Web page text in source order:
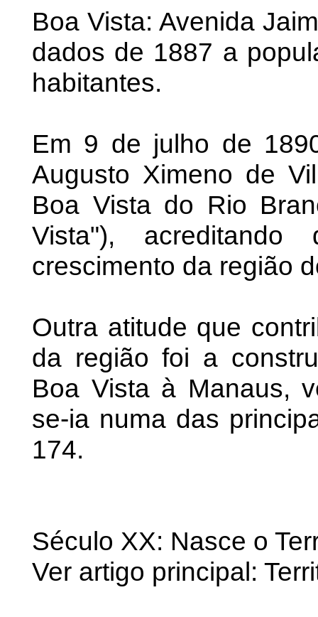
Boa Vista: Avenida
dados de 1887 a
habitantes.
Em 9 de julho de
Augusto Ximeno de
Boa Vista do Rio
Vista"),
crescimento da região
Outra atitude que
da região foi a
Boa Vista à Manaus,
se-ia numa das
174.
Século XX: Nasce o
Ver artigo principal: